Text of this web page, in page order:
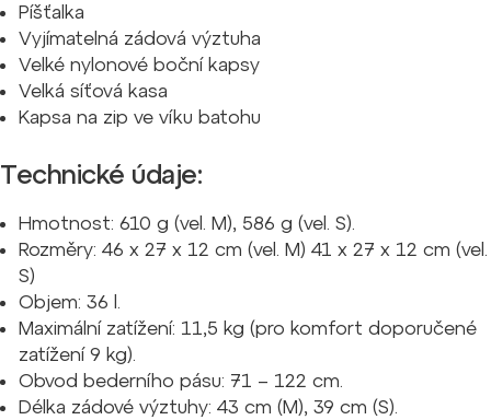
Píšťalka
Vyjímatelná zádová výztuha
Velké nylonové boční kapsy
Velká síťová kasa
Kapsa na zip ve víku batohu
Technické údaje:
Hmotnost: 610 g (vel. M), 586 g (vel. S).
Rozměry: 46 x 27 x 12 cm (vel. M) 41 x 27 x 12 cm (vel.
S)
Objem: 36 l.
Maximální zatížení: 11,5 kg (pro komfort doporučené
zatížení 9 kg).
Obvod bederního pásu: 71 – 122 cm.
Délka zádové výztuhy: 43 cm (M), 39 cm (S).